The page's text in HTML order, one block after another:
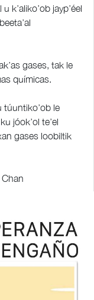
k’aliko’ob jayp’éel
gases, tak le
químicas.
túuntiko’ob le
jóok’ol te’el
gases loobiltik